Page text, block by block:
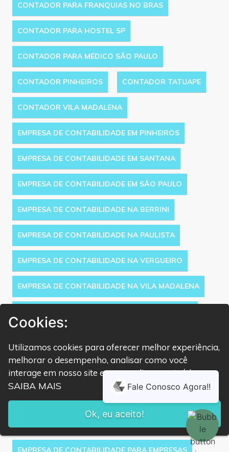
CONTADOR PARA FRANQUIAS NO BRAS
CONTADOR PARA HOSTEL SP
CONTADOR PARA MÉDICO SÃO PAULO
CONTADOR PINHEIROS CONTADOR TATUAPE
CONTADOR VILA MADALENA
EMPRESA DE CONTABILIDADE EM PINHEIROS
EMPRESA DE CONTABILIDADE EM SANTANA
EMPRESA DE CONTABILIDADE EM SÃO PAULO
EMPRESA DE CONTABILIDADE NA BERRINI
EMPRESA DE CONTABILIDADE NA PAULISTA
EMPRESA DE CONTABILIDADE NA VERGUEIRO
EMPRESA DE CONTABILIDADE NA VILA MADALENA
EMPRESA DE CONTABILIDADE NA VILA PRUDENTE
EMPRESA DE CONTABILIDADE PARA ABERTURA DE
EMPRESA
EMPRESA DE CONTABILIDADE PARA DENTISTAS
Cookies:
Utilizamos cookies para oferecer melhor experiência,
melhorar o desempenho, analisar como você
interage em nosso site e personalizar conteúdo.
SAIBA MAIS
Ok, eu aceito!